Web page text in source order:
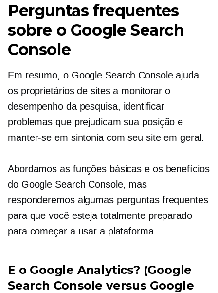
Perguntas frequentes
sobre o Google Search
Console
Em resumo, o Google Search Console ajuda
os proprietários de sites a monitorar o
desempenho da pesquisa, identificar
problemas que prejudicam sua posição e
manter-se em sintonia com seu site em geral.
Abordamos as funções básicas e os benefícios
do Google Search Console, mas
responderemos algumas perguntas frequentes
para que você esteja totalmente preparado
para começar a usar a plataforma.
E o Google Analytics? (Google
Search Console versus Google